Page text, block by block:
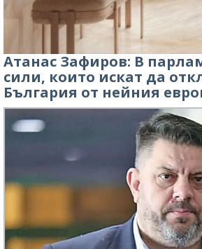
Атанас Зафиров: В
сили, които искат да
България от нейния